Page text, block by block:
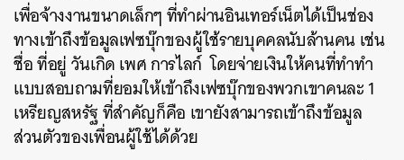
เพื่อจ้างงานขนาดเล็กๆ ที่ทำผ่านอินเทอร์เน็ตได้เป็นช่อง
ทางเข้าถึงข้อมูลเฟซบุ๊กของผู้ใช้รายบุคคลนับล้านคน เช่น
ชื่อ ที่อยู่ วันเกิด เพศ การไลก์ โดยจ่ายเงินให้คนที่ทำทำ
แบบสอบถามที่ยอมให้เข้าถึงเฟซบุ๊กของพวกเขาคนละ 1
เหรียญสหรัฐ ที่สำคัญก็คือ เขายังสามารถเข้าถึงข้อมูล
ส่วนตัวของเพื่อนผู้ใช้ได้ด้วย